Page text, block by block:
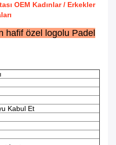
OEM Kadınlar / Erkekler
hafif özel logolu Padel
Kabul Et